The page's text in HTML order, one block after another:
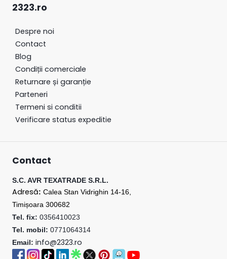
2323.ro
Despre noi
Contact
Blog
Condiții comerciale
Returnare și garanție
Parteneri
Termeni si conditii
Verificare status expeditie
Contact
S.C. AVR TEXATRADE S.R.L.
Adresă: Calea Stan Vidrighin 14-16,
Timișoara 300682
Tel. fix: 0356410023
Tel. mobil: 0771064314
Email: info@2323.ro